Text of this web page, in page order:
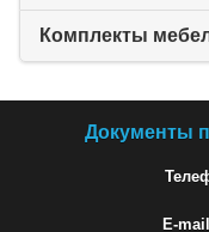
Документы
E-